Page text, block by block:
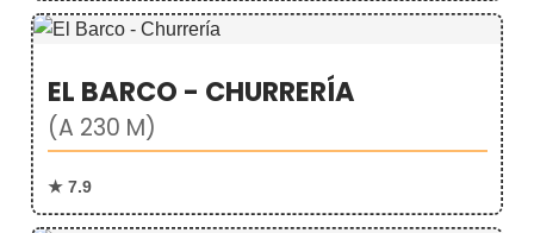
EL BARCO - CHURRERÍA
(A 230 M)
★ 7.9